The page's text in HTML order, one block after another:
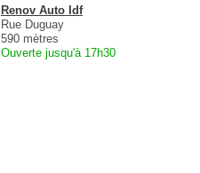
Renov Auto Idf
Rue Duguay
590 mètres
Ouverte jusqu'à 17h30